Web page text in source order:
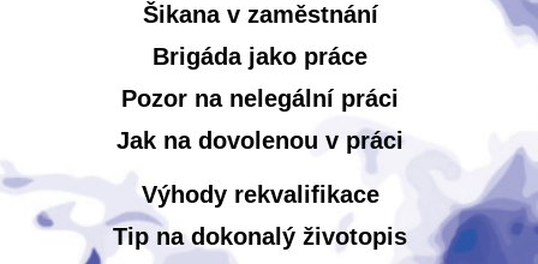
Šikana v zaměstnání
Brigáda jako práce
Pozor na nelegální práci
Jak na dovolenou v práci
Výhody rekvalifikace
Tip na dokonalý životopis